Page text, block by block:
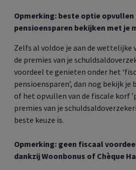
Opmerking: beste optie
pensioensparen bekijken met je
Zelfs al voldoe je aan de wettelijke
de premies van je
voordeel te genieten onder het
pensioensparen’, dan nog bekijk
of het opvullen van de fiscale korf
premies van je
beste keuze is.
Opmerking: geen fiscaal
dankzij Woonbonus of Chèque